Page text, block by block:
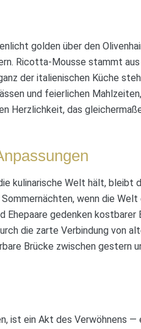
golden über den
Ricotta-Mousse stammt
der italienischen Küche
und feierlichen
Herzlichkeit, das
kulinarische Welt hält,
wenn die
Ehepaare gedenken
die zarte Verbindung von
Brücke zwischen gestern
ist ein Akt des Verwöhnens —